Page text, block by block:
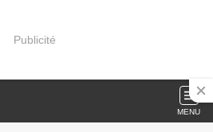
Publicité
MENU